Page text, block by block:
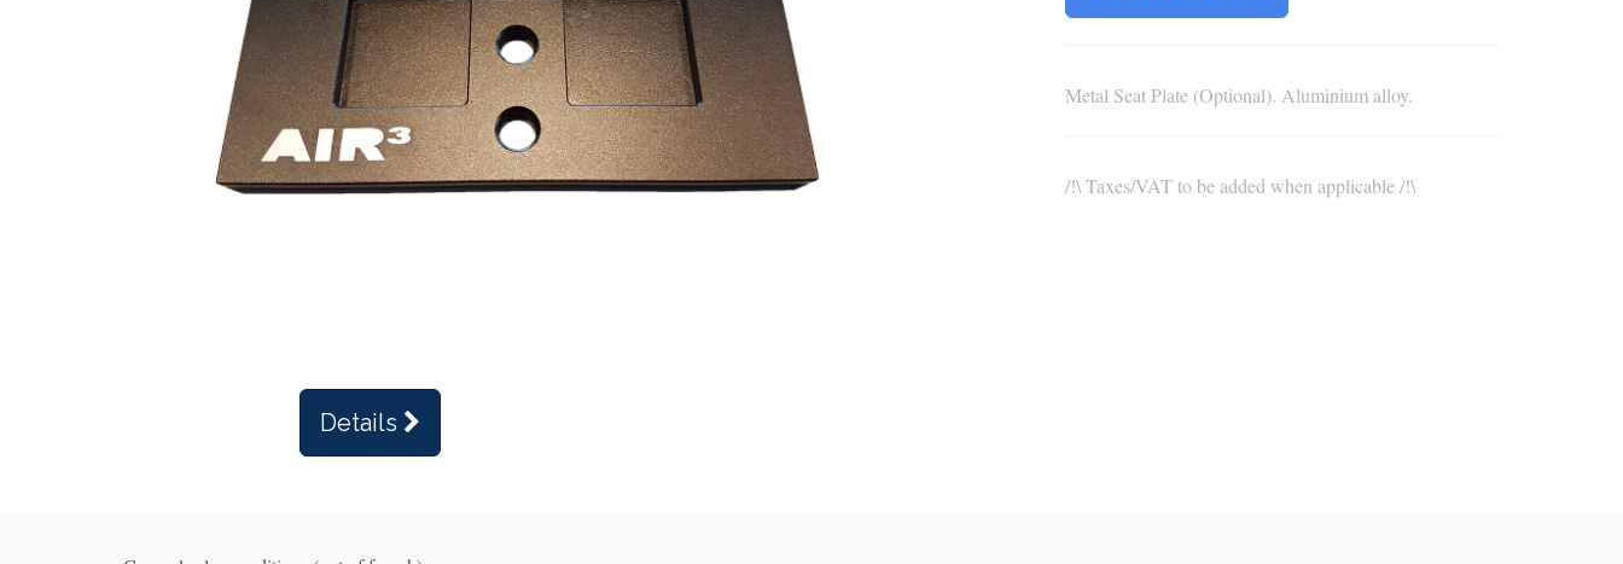
Metal Seat Plate (Optional). Aluminium alloy.
/!\ Taxes/VAT to be added when applicable /!\
Details